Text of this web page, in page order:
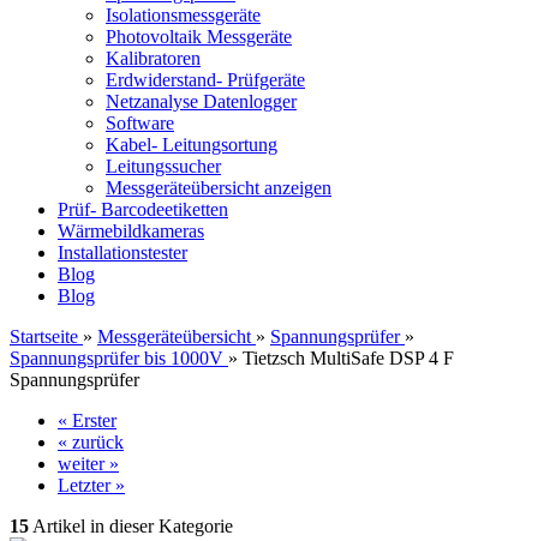
Isolationsmessgeräte
Photovoltaik Messgeräte
Kalibratoren
Erdwiderstand- Prüfgeräte
Netzanalyse Datenlogger
Software
Kabel- Leitungsortung
Leitungssucher
Messgeräteübersicht anzeigen
Prüf- Barcodeetiketten
Wärmebildkameras
Installationstester
Blog
Blog
Startseite » Messgeräteübersicht » Spannungsprüfer »
Spannungsprüfer bis 1000V » Tietzsch MultiSafe DSP 4 F
Spannungsprüfer
« Erster
« zurück
weiter »
Letzter »
15 Artikel in dieser Kategorie